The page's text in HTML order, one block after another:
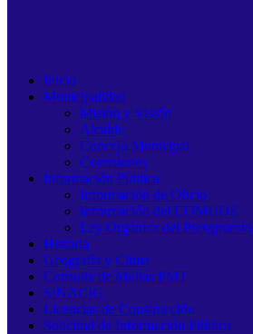
Inicio
Municipalidad
Misión y Visión
Alcalde
Concejo Municipal
Comisiones
Información Pública
Información de Oficio
Información del COMUDE
Ley Orgánica del Presupuesto
Historia
Geografía y Clima
Consulta de Multas PMT
SINACIG
Licencias de Construcción
Solicitud de Información Pública